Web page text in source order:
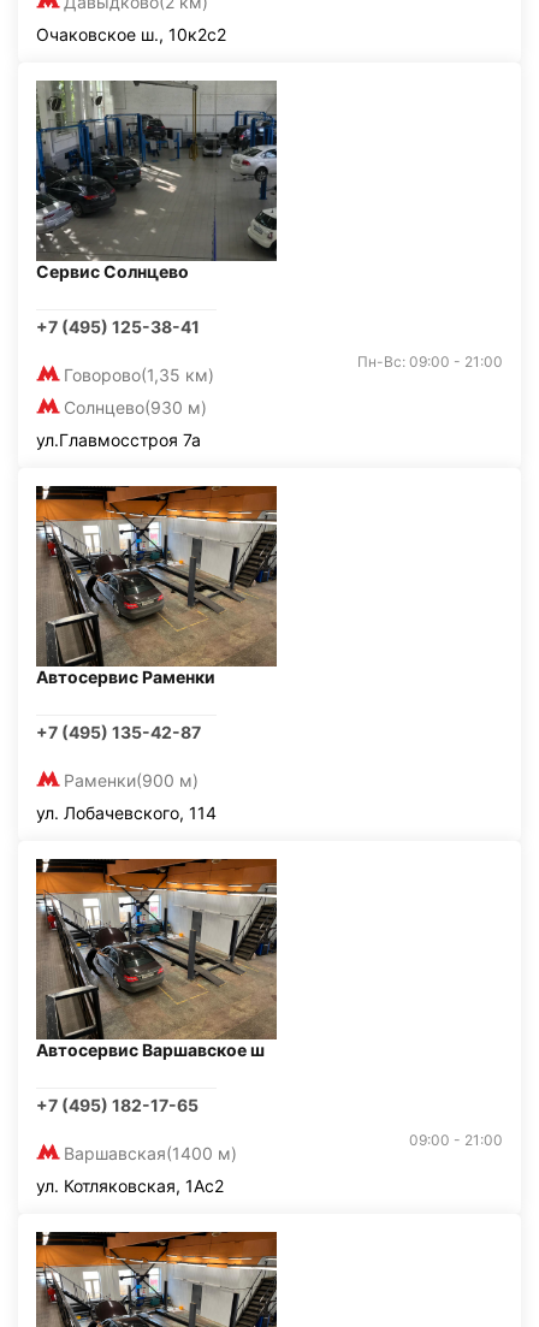
Очаковское ш., 10к2с2
Сервис Солнцево
+7 (495) 125-38-41
Говорово(1,35 км)
Солнцево(930 м)
Пн-Вс: 09:00 - 21:00
ул.Главмосстроя 7а
Автосервис Раменки
+7 (495) 135-42-87
Раменки(900 м)
ул. Лобачевского, 114
Автосервис Варшавское ш
+7 (495) 182-17-65
Варшавская(1400 м)
09:00 - 21:00
ул. Котляковская, 1Ас2